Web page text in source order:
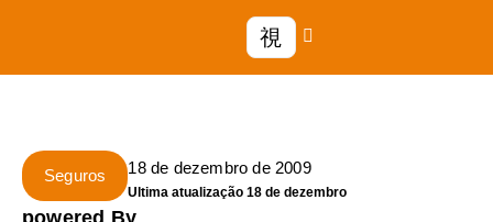
Seguros 18 de dezembro de 2009
Ultima atualização 18 de dezembro
powered By